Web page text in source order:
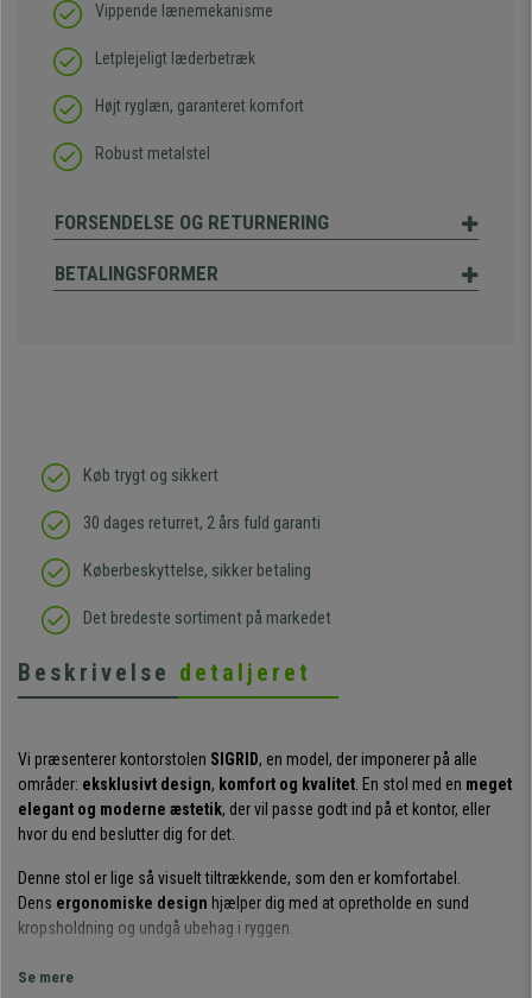
Vippende lænemekanisme
Letplejeligt læderbetræk
Højt ryglæn, garanteret komfort
Robust metalstel
FORSENDELSE OG RETURNERING
BETALINGSFORMER
Køb trygt og sikkert
30 dages returret, 2 års fuld garanti
Køberbeskyttelse, sikker betaling
Det bredeste sortiment på markedet
Beskrivelse detaljeret
Vi præsenterer kontorstolen SIGRID, en model, der imponerer på alle
områder: eksklusivt design, komfort og kvalitet . En stol med en meget
elegant og moderne æstetik, der vil passe godt ind på et kontor, eller
hvor du end beslutter dig for det.
Denne stol er lige så visuelt tiltrækkende, som den er komfortabel.
Dens ergonomiske design hjælper dig med at opretholde en sund
kropsholdning og undgå ubehag i ryggen.
Et yderligere højdepunkt i forhold til komfort er den
Se mere